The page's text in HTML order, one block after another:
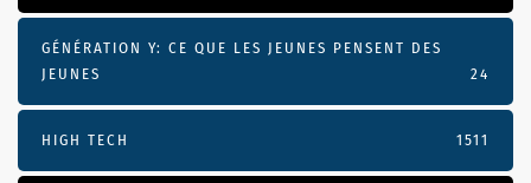
GÉNÉRATION Y: CE QUE LES JEUNES PENSENT DES
JEUNES
24
HIGH TECH 1511